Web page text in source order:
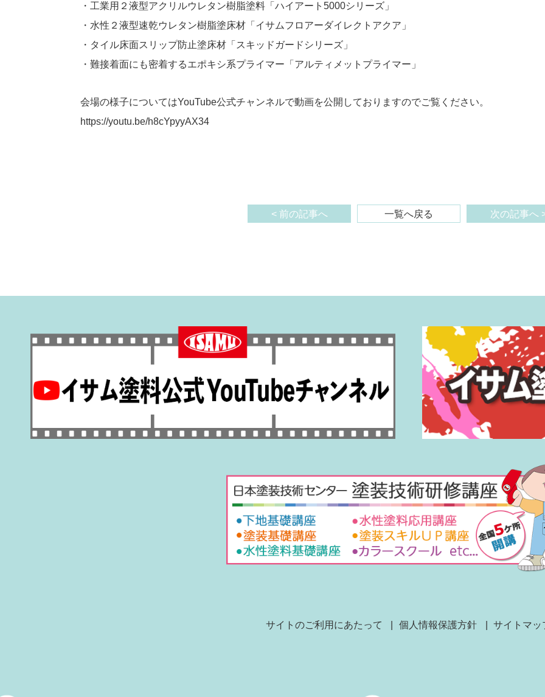
・工業用２液型アクリルウレタン樹脂塗料「ハイアート5000シリーズ」
・水性２液型速乾ウレタン樹脂塗床材「イサムフロアーダイレクトアクア」
・タイル床面スリップ防止塗床材「スキッドガードシリーズ」
・難接着面にも密着するエポキシ系プライマー「アルティメットプライマー」
会場の様子についてはYouTube公式チャンネルで動画を公開しておりますのでご覧ください。
https://youtu.be/h8cYpyyAX34
< 前の記事へ 一覧へ戻る 次の記事へ
サイトのご利用にあたって 個人情報保護方針 サイトマッ